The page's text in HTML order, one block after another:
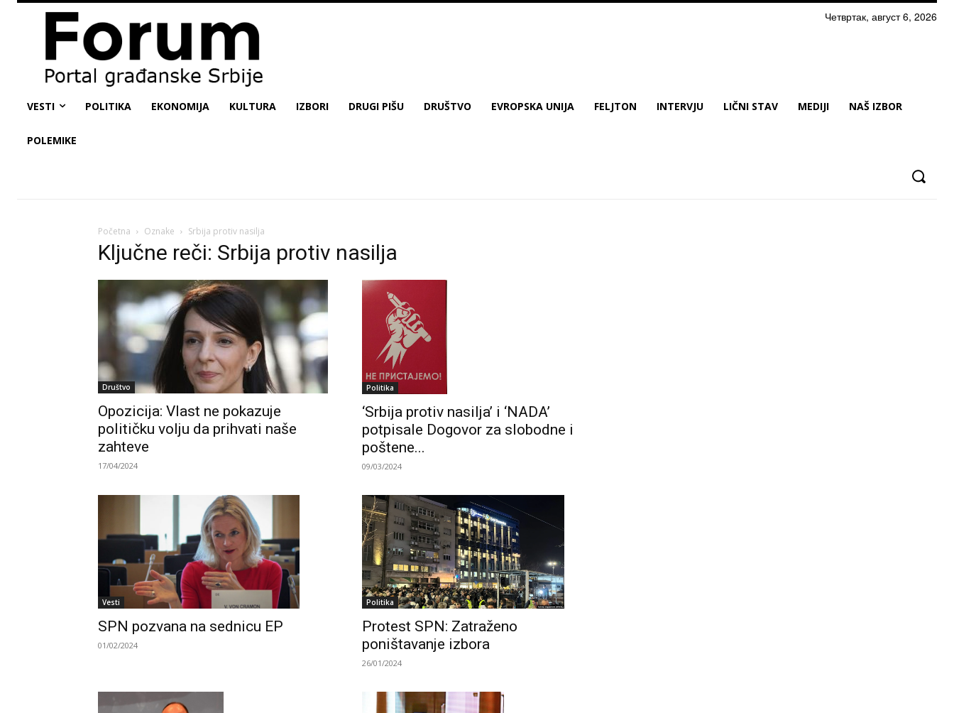
Четвртак, август 6, 2026
VESTI POLITIKA EKONOMIJA KULTURA IZBORI DRUGI PIŠU DRUŠTVO EVROPSKA UNIJA FELJTON INTERVJU LIČNI STAV MEDIJI NAŠ IZBOR
POLEMIKE
Početna Oznake Srbija protiv nasilja
Ključne reči: Srbija protiv nasilja
Društvo
Opozicija: Vlast ne pokazuje
političku volju da prihvati naše
zahteve
17/04/2024
Politika
‘Srbija protiv nasilja’ i ‘NADA’
potpisale Dogovor za slobodne i
poštene...
09/03/2024
Vesti
SPN pozvana na sednicu EP
01/02/2024
Politika
Protest SPN: Zatraženo
poništavanje izbora
26/01/2024